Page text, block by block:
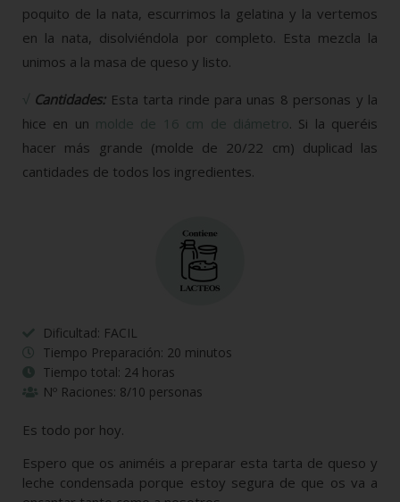
poquito de la nata, escurrimos la gelatina y la vertemos
en la nata, disolviéndola por completo. Esta mezcla la
unimos a la masa de queso y listo.
√ Cantidades:Esta tarta rinde para unas 8 personas y la
hice en un molde de 16 cm de diámetro. Si la queréis
hacer más grande (molde de 20/22 cm) duplicad las
cantidades de todos los ingredientes.
Dificultad: FACIL
Tiempo Preparación: 20 minutos
Tiempo total: 24 horas
Nº Raciones: 8/10 personas
Es todo por hoy.
Espero que os animéis a preparar esta tarta de queso y
leche condensada porque estoy segura de que os va a